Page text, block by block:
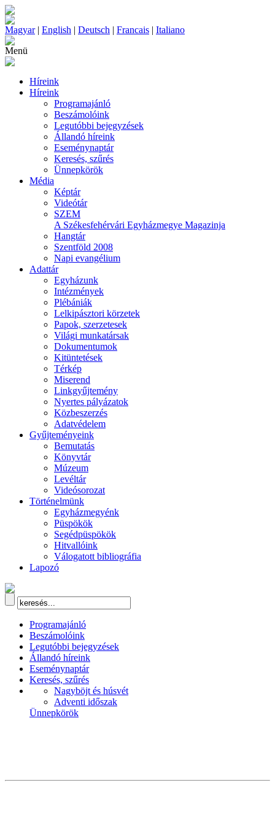
Magyar| English | Deutsch | Francais | Italiano
Menü
Híreink
Híreink
Programajánló
Beszámolóink
Legutóbbi bejegyzések
Állandó híreink
Eseménynaptár
Keresés, szűrés
Ünnepkörök
Média
Képtár
Videótár
SZEM
A Székesfehérvári Egyházmegye Magazinja
Hangtár
Szentföld 2008
Napi evangélium
Adattár
Egyházunk
Intézmények
Plébániák
Lelkipásztori körzetek
Papok, szerzetesek
Világi munkatársak
Dokumentumok
Kitüntetések
Térkép
Miserend
Linkgyűjtemény
Nyertes pályázatok
Közbeszerzés
Adatvédelem
Gyűjteményeink
Bemutatás
Könyvtár
Múzeum
Levéltár
Videósorozat
Történelmünk
Egyházmegyénk
Püspökök
Segédpüspökök
Hitvallóink
Válogatott bibliográfia
Lapozó
Programajánló
Beszámolóink
Legutóbbi bejegyzések
Állandó híreink
Eseménynaptár
Keresés, szűrés
Nagyböjt és húsvét
Adventi időszak
Ünnepkörök